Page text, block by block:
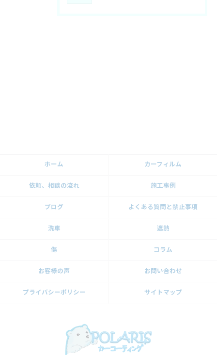
ホーム カーフィルム
依頼、相談の流れ 施工事例
ブログ よくある質問と禁止事項
洗車 遮熱
傷 コラム
お客様の声 お問い合わせ
プライバシーポリシー サイトマップ